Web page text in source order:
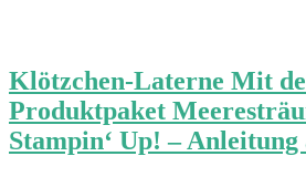
Klötzchen-Laterne Mit
Produktpaket
Stampin‘ Up! – Anleitung